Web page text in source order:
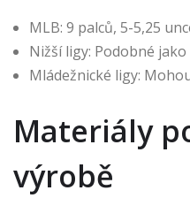
MLB: 9 palců, 5-5,25
Nižší ligy: Podobné jako
Mládežnické ligy:
Materiály
výrobě